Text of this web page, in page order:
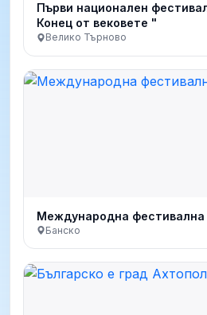
Първи национален
Конец от вековете "
Велико Търново
Международна фестивална
Банско